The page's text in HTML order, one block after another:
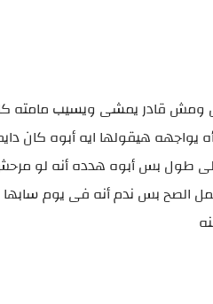
ومش قادر يمشى ويسيب مامته
هيقولها ايه أبوه كان
طول بس أبوه هدده أنه لو
كان مجرد مراهق ١٨ سنه كان فاك أنه بيعمل الصح بس ندم أنه فى